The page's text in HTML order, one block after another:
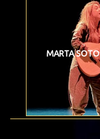
MARTA SOTO